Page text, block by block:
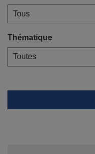
Thématique